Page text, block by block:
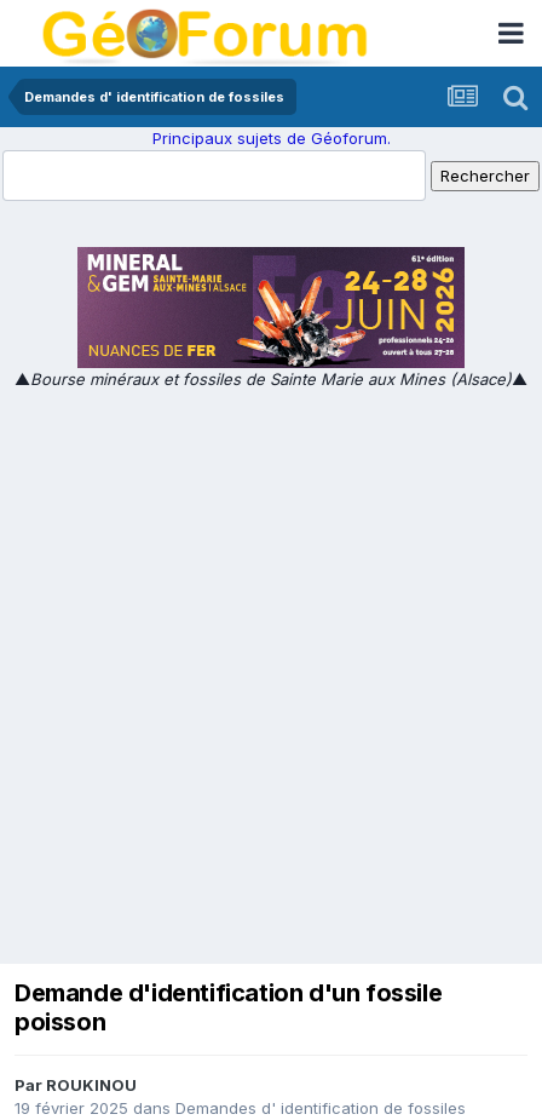
Demandes d' identification de fossiles
Principaux sujets de Géoforum.
▲Bourse minéraux et fossiles de Sainte Marie aux Mines (Alsace)▲
Demande d'identification d'un fossile
poisson
Par ROUKINOU
19 février 2025 dans Demandes d' identification de fossiles